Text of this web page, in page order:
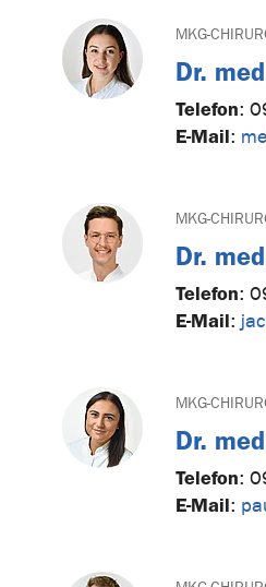
MKG-
Dr.
Telefon:
E-Mail:
MKG-
Dr.
Telefon:
E-Mail:
MKG-
Dr.
Telefon:
E-Mail: